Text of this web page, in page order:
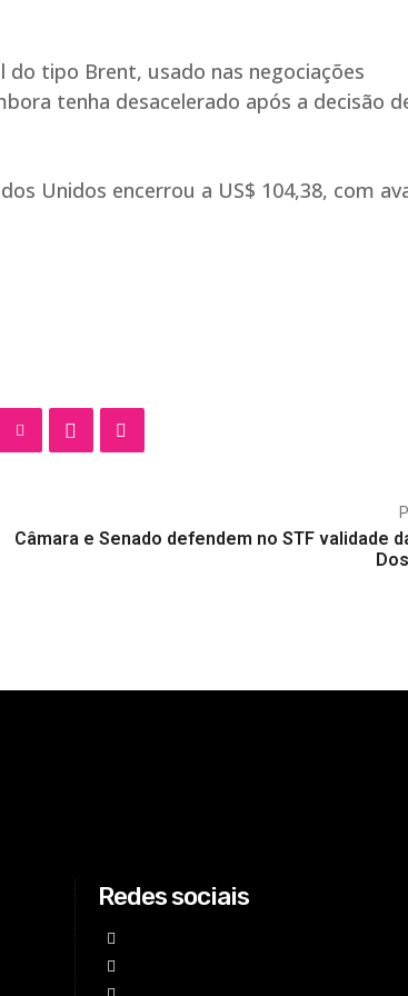
tipo Brent, usado nas negociações
tenha desacelerado após a decisão
Unidos encerrou a US$ 104,38, com
Câmara e Senado defendem no STF validade
Redes sociais